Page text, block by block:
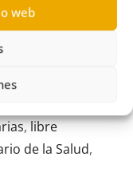
web
,libre
de la Salud,